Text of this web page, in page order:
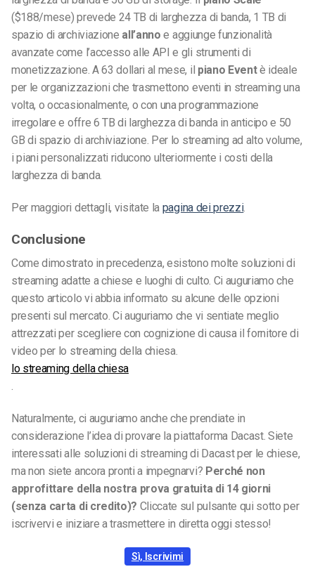
($188/mese) prevede 24 TB di larghezza di banda, 1 TB di
spazio di archiviazione all’anno e aggiunge funzionalità
avanzate come l’accesso alle API e gli strumenti di
monetizzazione. A 63 dollari al mese, il piano Eventè ideale
per le organizzazioni che trasmettono eventi in streaming una
volta, o occasionalmente, o con una programmazione
irregolare e offre 6 TB di larghezza di banda in anticipo e 50
GB di spazio di archiviazione. Per lo streaming ad alto volume,
i piani personalizzati riducono ulteriormente i costi della
larghezza di banda.
Per maggiori dettagli, visitate la pagina dei prezzi.
Conclusione
Come dimostrato in precedenza, esistono molte soluzioni di
streaming adatte a chiese e luoghi di culto. Ci auguriamo che
questo articolo vi abbia informato su alcune delle opzioni
presenti sul mercato. Ci auguriamo che vi sentiate meglio
attrezzati per scegliere con cognizione di causa il fornitore di
video per lo streaming della chiesa.
lo streaming della chiesa
.
Naturalmente, ci auguriamo anche che prendiate in
considerazione l’idea di provare la piattaforma Dacast. Siete
interessati alle soluzioni di streaming di Dacast per le chiese,
ma non siete ancora pronti a impegnarvi? Perché non
approfittare della nostra prova gratuita di 14 giorni
(senza carta di credito)? Cliccate sul pulsante qui sotto per
iscrivervi e iniziare a trasmettere in diretta oggi stesso!
Sì, Iscrivimi